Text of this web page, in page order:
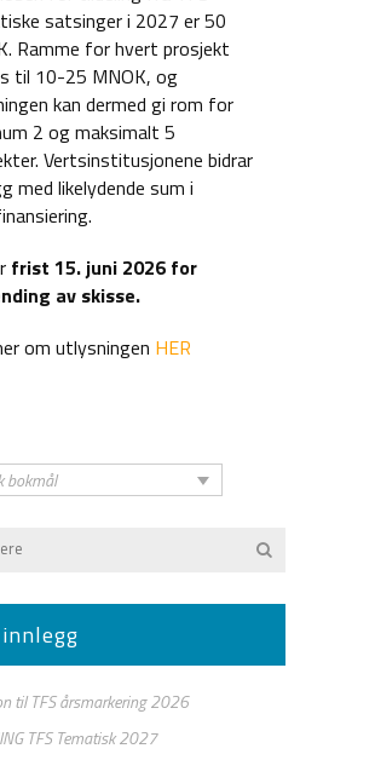
satsinger i 2027 er 50
Ramme for hvert prosjekt
til 10-25 MNOK, og
kan dermed gi rom for
2 og maksimalt 5
Vertsinstitusjonene bidrar
med likelydende sum i
frist 15. juni 2026 for
av skisse.
om utlysningen HER
bokmål
til TFS årsmarkering 2026
TFS Tematisk 2027